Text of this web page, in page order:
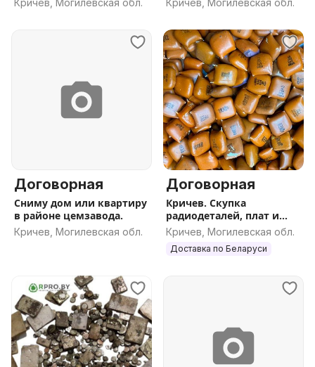
Кричев, Могилевская обл. Кричев, Могилевская обл.
Договорная
Сниму дом или квартиру
в районе цемзавода.
Кричев, Могилевская обл.
Договорная
Кричев. Скупка
радиодеталей, плат и
катализаторов по всей
РБ
Кричев, Могилевская обл.
Доставка по Беларуси